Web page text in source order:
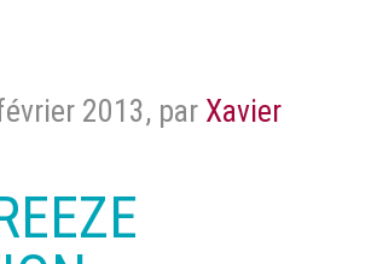
2013, par Xavier